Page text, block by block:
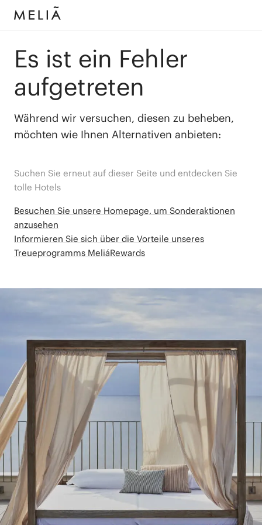
Es ist ein Fehler
aufgetreten
Während wir versuchen, diesen zu beheben,
möchten wie Ihnen Alternativen anbieten:
Suchen Sie erneut auf dieser Seite und entdecken Sie
tolle Hotels
Besuchen Sie unsere Homepage, um Sonderaktionen
anzusehen
Informieren Sie sich über die Vorteile unseres
Treueprogramms MeliáRewards